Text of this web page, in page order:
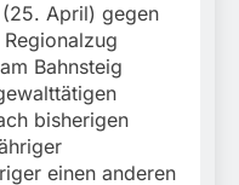
April) gegen
Bahnsteig
bisherigen
einen anderen